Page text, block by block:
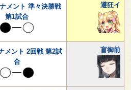
メント 準々決勝戦
第1試合
避狂イ
メント 2回戦 第2試
合
盲御前